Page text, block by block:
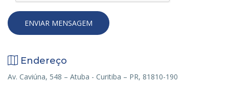
Endereço
Av. Caviúna, 548 – Atuba - Curitiba – PR, 81810-190